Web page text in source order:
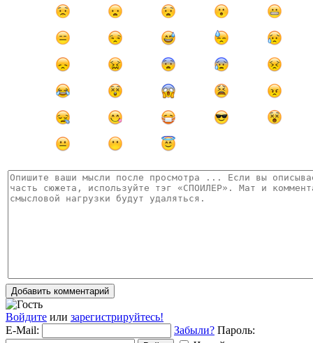
Добавить комментарий
Войдите или зарегистрируйтесь!
E-Mail:
Забыли? Пароль: